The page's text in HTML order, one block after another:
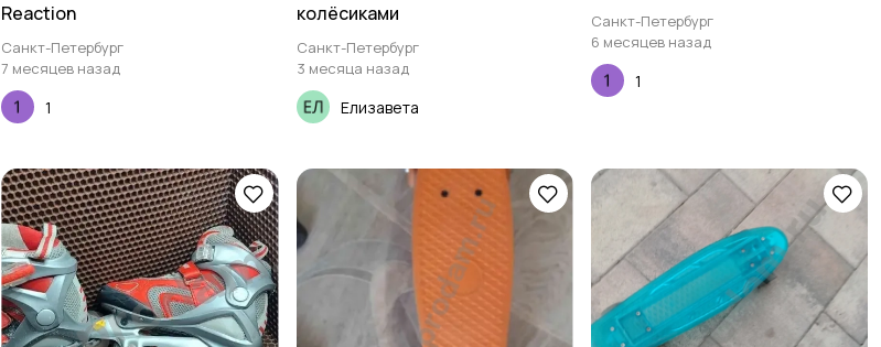
Reaction
Санкт-Петербург
7 месяцев назад
1
колёсиками
Санкт-Петербург
3 месяца назад
Елизавета
Санкт-Петербург
6 месяцев назад
1